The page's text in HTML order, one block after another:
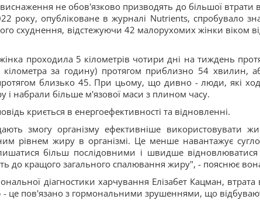
не обов'язково призводять до більшої втрати
року, опубліковане в журналі Nutrients, спробувало
схуднення, відстежуючи 42 малорухомих жінки віком
проходила 5 кілометрів чотири дні на тиждень
за годину) протягом приблизно 54 хвилин,
близько 45. При цьому, що дивно - люди, які
і набрали більше м'язової маси з плином часу.
криється в енергоефективності та відновленні.
змогу організму ефективніше використовувати
рівнем жиру в організмі. Це менше навантажує
більш послідовними і швидше
до кращого загального спалювання жиру", - пояснює
діагностики харчування Елізабет Кацман, втрата
- це пов'язано з гормональними зрушеннями, що